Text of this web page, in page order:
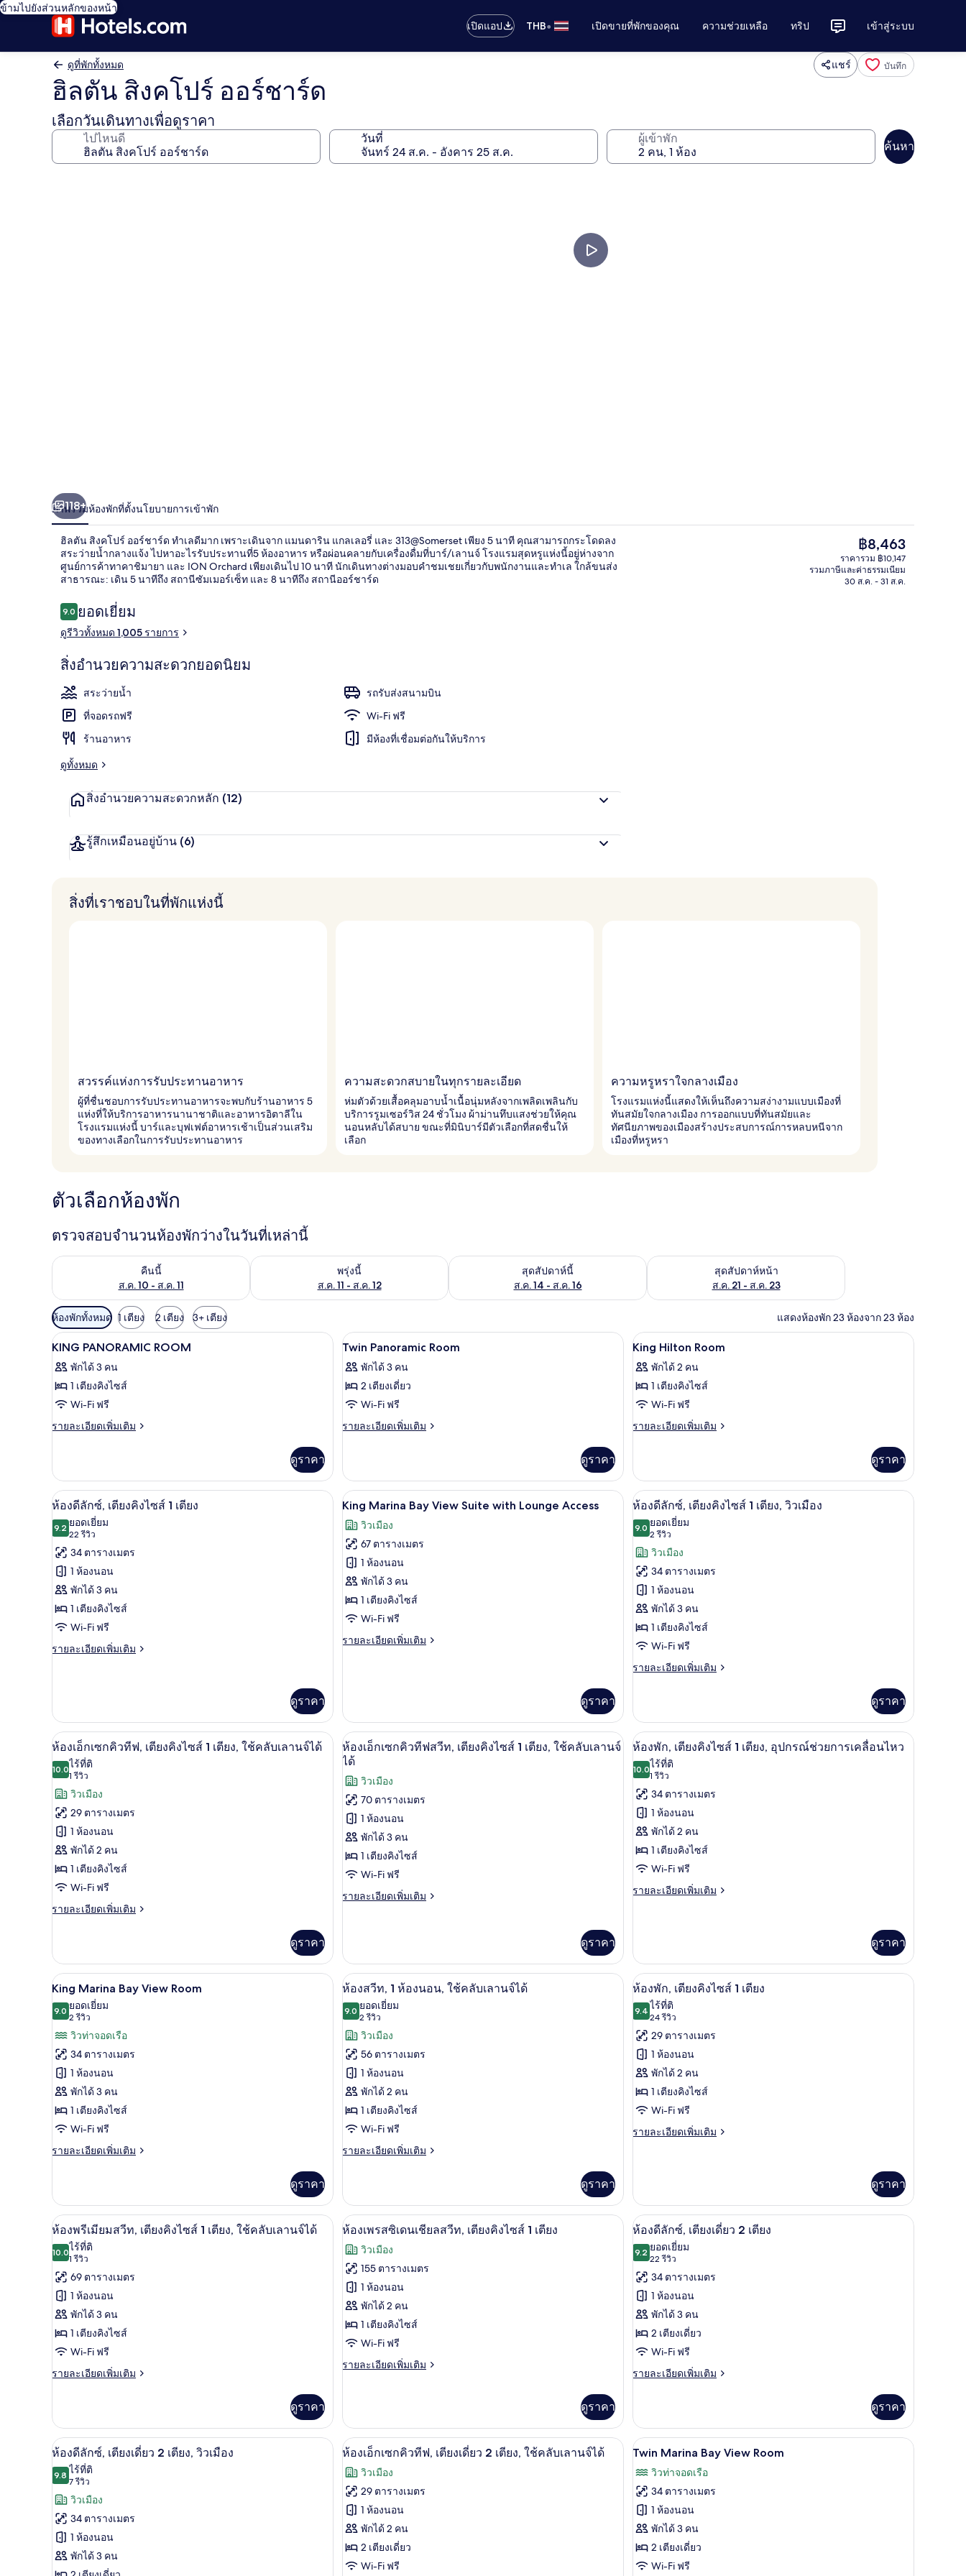
ข้ามไปยังส่วนหลักของหน้า
เปิดแอป
THB• เปิดขายที่พักของคุณ ความช่วยเหลือ ทริป เข้าสู่ระบบ
ดูที่พักทั้งหมด แชร์ บันทึก
ฮิลตัน สิงคโปร์ ออร์ชาร์ด
เลือกวันเดินทางเพื่อดูราคา
ไปไหนดี วันที่ ผู้เข้าพัก
ค้นหา
บริเวณภายนอก
118+
ภาพรวมห้องพักที่ตั้งนโยบายการเข้าพัก
ฮิลตัน สิงคโปร์ ออร์ชาร์ด ทำเลดีมาก เพราะเดินจาก แมนดาริน แกลเลอรี่ และ 313@Somerset เพียง 5 นาที คุณสามารถกระโดดลง
สระว่ายน้ำกลางแจ้ง ไปหาอะไรรับประทานที่5 ห้องอาหาร หรือผ่อนคลายกับเครื่องดื่มที่บาร์/เลานจ์ โรงแรมสุดหรูแห่งนี้อยู่ห่างจาก
ศูนย์การค้าทาคาชิมายา และ ION Orchard เพียงเดินไป 10 นาที นักเดินทางต่างมอบคำชมเชยเกี่ยวกับพนักงานและทำเล ใกล้ขนส่ง
สาธารณะ: เดิน 5 นาทีถึง สถานีซัมเมอร์เซ็ท และ 8 นาทีถึง สถานีออร์ชาร์ด
รีวิว
9.09.0 จาก 10
ยอดเยี่ยม
ดูรีวิวทั้งหมด 1,005 รายการ
สิ่งอำนวยความสะดวกยอดนิยม
สระว่ายน้ำ
รถรับส่งสนามบิน
ที่จอดรถฟรี
Wi-Fi ฟรี
ร้านอาหาร
มีห้องที่เชื่อมต่อกันให้บริการ
ดูทั้งหมด
สิ่งอำนวยความสะดวกหลัก (12)
รู้สึกเหมือนอยู่บ้าน (6)
ราคา
ปัจจุบัน
฿8,463
฿8,463
ราคารวม ฿10,147
รวมภาษีและค่าธรรมเนียม
30 ส.ค. - 31 ส.ค.
สิ่งที่เราชอบในที่พักแห่งนี้
สวรรค์แห่งการรับประทานอาหาร
ผู้ที่ชื่นชอบการรับประทานอาหารจะพบกับร้านอาหาร 5
แห่งที่ให้บริการอาหารนานาชาติและอาหารอิตาลีใน
โรงแรมแห่งนี้ บาร์และบุฟเฟต์อาหารเช้าเป็นส่วนเสริม
ของทางเลือกในการรับประทานอาหาร
ความสะดวกสบายในทุกรายละเอียด
ห่มตัวด้วยเสื้อคลุมอาบน้ำเนื้อนุ่มหลังจากเพลิดเพลินกับ
บริการรูมเซอร์วิส 24 ชั่วโมง ผ้าม่านทึบแสงช่วยให้คุณ
นอนหลับได้สบาย ขณะที่มินิบาร์มีตัวเลือกที่สดชื่นให้
เลือก
ความหรูหราใจกลางเมือง
โรงแรมแห่งนี้แสดงให้เห็นถึงความสง่างามแบบเมืองที่
ทันสมัยใจกลางเมือง การออกแบบที่ทันสมัยและ
ทัศนียภาพของเมืองสร้างประสบการณ์การหลบหนีจาก
เมืองที่หรูหรา
ตัวเลือกห้องพัก
ตรวจสอบจำนวนห้องพักว่างในวันที่เหล่านี้
คืนนี้
ส.ค. 10 - ส.ค. 11
ตรวจสอบจำนวนห้องพักว่างในคืนนี้ ส.ค. 10 - ส.ค. 11
พรุ่งนี้
ส.ค. 11 - ส.ค. 12
ตรวจสอบจำนวนห้องพักว่างในพรุ่งนี้ ส.ค. 11 - ส.ค. 12
สุดสัปดาห์นี้
ส.ค. 14 - ส.ค. 16
ตรวจสอบจำนวนห้องพักว่างในสุดสัปดาห์นี้ ส.ค. 14 - ส.ค. 16สุดสัปดาห์หน้า
ส.ค. 21 - ส.ค. 23
ตรวจสอบจำนวนห้องพักว่างในสุดสัปดาห์หน้า ส.ค. 21 - ส.ค. 23
ตัว
กรอง
ที่
มี
ให้
สำหรับ
ห้อง
ห้องพักทั้งหมด 1 เตียง 2 เตียง 3+ เตียง แสดงห้องพัก 23 ห้องจาก 23 ห้อง
เปิด
ภาพถ่าย
ทั้งหมด
ของ
KING
12
KING PANORAMIC ROOM
พักได้ 3 คน
1 เตียงคิงไซส์
Wi-Fi ฟรี
รายละเอียดเพิ่มเติม
ราย
เกี่ยว
กับ
KING
PANORAMIC
ROOM
ดูราคา
เปิด
ภาพถ่าย
ทั้งหมด
ของ
Twin
มินิบาร์, ตู้นิรภัยในห้องพัก, โต๊ะทำงาน, พื้นที่ทำงานแบบใช้แล็ปท็อป
6
Twin Panoramic Room
พักได้ 3 คน
2 เตียงเดี่ยว
Wi-Fi ฟรี
รายละเอียดเพิ่มเติม
ราย
เกี่ยว
กับ
Twin
Panoramic
Room
ดูราคา
เปิด
ภาพถ่าย
ทั้งหมด
ของ
King
มินิบาร์, ตู้นิรภัยในห้องพัก, โต๊ะทำงาน, พื้นที่ท
6
King Hilton Room
พักได้ 2 คน
1 เตียงคิงไซส์
Wi-Fi ฟรี
รายละเอียดเพิ่มเติม
ราย
เกี่ยว
กับ
King
Room
ดูราคา
เปิด
ภาพถ่าย
ทั้งหมด
ของ
ห้อง
ดี
ลัก
ซ์,
เตียง
ห้องดีลักซ์, เตียงคิงไซส์ 1 เตียง | มินิบาร์, ตู้นิรภัยในห้องพัก, โต๊ะทำงาน, พื้นที่ทำงานแบบใช้แล็ปท็อป
6
ห้องดีลักซ์, เตียงคิงไซส์ 1 เตียง
9.29.2 จาก 10
ยอดเยี่ยม
22 รีวิว
(22
รีวิว)
34 ตารางเมตร
1 ห้องนอน
พักได้ 3 คน
1 เตียงคิงไซส์
Wi-Fi ฟรี
รายละเอียดเพิ่มเติม
ราย
กับ
ห้อง
ดี
ลัก
ซ์,
เตียง
คิง
ไซส์
เตียง
ดูราคา
เปิด
ภาพถ่าย
ทั้งหมด
ของ
King
Marina
Bay
Suite
King Marina Bay View Suite with Lounge Access | บริเวณนั่งเล่น
6
King Marina Bay View Suite with Lounge Access
วิวเมือง
67 ตารางเมตร
1 ห้องนอน
พักได้ 3 คน
1 เตียงคิงไซส์
Wi-Fi ฟรี
รายละเอียดเพิ่มเติม
ราย
King
Marina
Bay
View
Suite
with
Lounge
Access
ดูราคา
เปิด
ภาพถ่าย
ทั้งหมด
ของ
ห้อง
ดี
ลัก
ซ์,
เตียง
เตียง,
วิว
เมือง
มินิบาร์, ตู้นิรภัยในห้องพัก, โต๊ะทำงาน, พื้นที่ท
6
ห้องดีลักซ์, เตียงคิงไซส์ 1 เตียง, วิวเมือง
9.09.0 จาก 10
ยอดเยี่ยม
2 รีวิว
(2
รีวิว)
วิวเมือง
34 ตารางเมตร
1 ห้องนอน
พักได้ 3 คน
1 เตียงคิงไซส์
Wi-Fi ฟรี
รายละเอียดเพิ่มเติม
ราย
เกี่ยว
กับ
ห้อง
ลัก
เตียง
คิง
ไซส์
เตียง,
เมือง
ดูราคา
เปิด
ภาพถ่าย
ทั้งหมด
ของ
ห้อง
เอ็ก
เซก
คิว
ทีฟ,
ไซส์
1
เตียง,
ใช้
คลับ
เลา
นจ์
ได้
ห้องเอ็กเซกคิวทีฟ, เตียงคิงไซส์ 1 เตียง, ใช้คลับเลานจ์ได้ | มินิบาร์, ตู้นิรภัยในห้องพัก, โต๊ะทำงาน, พื้นที่ทำงานแบบใช้แล็ปท็อป
7
ห้องเอ็กเซกคิวทีฟ, เตียงคิงไซส์ 1 เตียง, ใช้คลับเลานจ์ได้
10.010.0 จาก 10
ไร้ที่ติ
1 รีวิว
(1
รีวิว)
วิวเมือง
29 ตารางเมตร
1 ห้องนอน
พักได้ 2 คน
1 เตียงคิงไซส์
Wi-Fi ฟรี
รายละเอียดเพิ่มเติม
ราย
เกี่ยว
กับ
ห้อง
เซก
ทีฟ,
เตียง
คิง
ไซส์
ใช้
คลับ
นจ์
ดูราคา
เปิด
ภาพถ่าย
ทั้งหมด
ของ
ห้อง
เอ็ก
เซก
คิง
ไซส์
1
เตียง,
ใช้
คลับ
เลา
นจ์
ได้
บริเวณนั่งเล่น
8
ห้องเอ็กเซกคิวทีฟสวีท, เตียงคิงไซส์ 1 เตียง, ใช้คลับเลานจ์
ได้
วิวเมือง
70 ตารางเมตร
1 ห้องนอน
พักได้ 3 คน
1 เตียงคิงไซส์
Wi-Fi ฟรี
รายละเอียดเพิ่มเติม
ราย
กับ
ห้อง
เอ็ก
คิว
สวี
ท,
เตียง
คิง
ไซส์
เตียง,
ใช้
เลา
ดูราคา
เปิด
ภาพถ่าย
ทั้งหมด
ของ
ห้อง
พัก,
เตียง
คิง
อุปกรณ์
ช่วย
การ
เคลื่อนไหว
บริเวณนั่งเล่น
5
ห้องพัก, เตียงคิงไซส์ 1 เตียง, อุปกรณ์ช่วยการเคลื่อนไหว
10.010.0 จาก 10
ไร้ที่ติ
1 รีวิว
(1
รีวิว)
34 ตารางเมตร
1 ห้องนอน
พักได้ 2 คน
1 เตียงคิงไซส์
Wi-Fi ฟรี
รายละเอียดเพิ่มเติม
ราย
กับ
ห้อง
พัก,
เตียง
คิง
ไซส์
เตียง,
อุปกรณ์
ช่วย
เคลื่อนไหว
ดูราคา
เปิด
ภาพถ่าย
ทั้งหมด
ของ
King
Marina
Bay
View
Room
มินิบาร์, ตู้นิรภัยในห้องพัก, โต๊ะทำงาน, พื้นที่ทำงานแบบใช้แล็ปท็อป
7
King Marina Bay View Room
9.09.0 จาก 10
ยอดเยี่ยม
2 รีวิว
(2
รีวิว)
วิวท่าจอดเรือ
34 ตารางเมตร
1 ห้องนอน
พักได้ 3 คน
1 เตียงคิงไซส์
Wi-Fi ฟรี
รายละเอียดเพิ่มเติม
ราย
เกี่ยว
กับ
King
Marina
Bay
View
Room
ดูราคา
เปิด
ภาพถ่าย
ทั้งหมด
ของ
ห้อง
สวีท,
1
ห้อง
นอน,
เลา
นจ์
ได้
ห้องสวีท, 1 ห้องนอน, ใช้คลับเลานจ์ได้ | บริเวณนั่งเล่น
11
ห้องสวีท, 1 ห้องนอน, ใช้คลับเลานจ์ได้
9.09.0 จาก 10
ยอดเยี่ยม
2 รีวิว
(2
รีวิว)
วิวเมือง
56 ตารางเมตร
1 ห้องนอน
พักได้ 2 คน
1 เตียงคิงไซส์
Wi-Fi ฟรี
รายละเอียดเพิ่มเติม
ราย
เกี่ยว
กับ
ห้อง
ท,
ห้อง
นอน,
ใช้
คลับ
เลา
นจ์
ดูราคา
เปิด
ภาพถ่าย
ทั้งหมด
ของ
ห้อง
พัก,
เตียง
คิง
มินิบาร์, ตู้นิรภัยในห้องพัก, โต๊ะทำงาน, พื้นที่ท
6
ห้องพัก, เตียงคิงไซส์ 1 เตียง
9.49.4 จาก 10
ไร้ที่ติ
24 รีวิว
(24
รีวิว)
29 ตารางเมตร
1 ห้องนอน
พักได้ 2 คน
1 เตียงคิงไซส์
Wi-Fi ฟรี
รายละเอียดเพิ่มเติม
ราย
กับ
ห้อง
พัก,
เตียง
คิง
ไซส์
เตียง
ดูราคา
เปิด
ภาพถ่าย
ทั้งหมด
ของ
ห้อง
พรีเมียม
สวีท,
เตียง
เตียง,
ใช้
คลับ
เลา
นจ์
ได้
ห้องพรีเมียมสวีท, เตียงคิงไซส์ 1 เตียง, ใช้คลับเลานจ์ได้ | มินิบาร์, ตู้นิรภัยในห้องพัก, โต๊ะทำงาน, พื้นที่ทำงานแบบใช้แล็ปท็อป
8
ห้องพรีเมียมสวีท, เตียงคิงไซส์ 1 เตียง, ใช้คลับเลานจ์ได้
10.010.0 จาก 10
ไร้ที่ติ
1 รีวิว
(1
รีวิว)
69 ตารางเมตร
1 ห้องนอน
พักได้ 3 คน
1 เตียงคิงไซส์
Wi-Fi ฟรี
รายละเอียดเพิ่มเติม
ราย
เกี่ยว
กับ
ห้อง
พรีเมียม
สวี
เตียง
คิง
ไซส์
เตียง,
ดูราคา
เปิด
ภาพถ่าย
ทั้งหมด
ของ
ห้อง
เพรส
ซิ
เดน
สวีท,
เตียง
คิง
ไซส์
เตียง
ห้องเพรสซิเดนเชียลสวีท, เตียงคิงไซส์ 1 เตียง | บริเวณนั่งเล่น
13
ห้องเพรสซิเดนเชียลสวีท, เตียงคิงไซส์ 1 เตียง
วิวเมือง
155 ตารางเมตร
1 ห้องนอน
พักได้ 2 คน
1 เตียงคิงไซส์
Wi-Fi ฟรี
รายละเอียดเพิ่มเติม
ราย
กับ
ห้อง
เพรส
ซิ
เดน
เชีย
ล
สวี
ท,
เตียง
ไซส์
ดูราคา
เปิด
ภาพถ่าย
ทั้งหมด
ของ
ห้อง
ดี
ลัก
ซ์,
2
เตียง
มินิบาร์, ตู้นิรภัยในห้องพัก, โต๊ะทำงาน, พื้นที่ท
5
ห้องดีลักซ์, เตียงเดี่ยว 2 เตียง
9.29.2 จาก 10
ยอดเยี่ยม
22 รีวิว
(22
รีวิว)
34 ตารางเมตร
1 ห้องนอน
พักได้ 3 คน
2 เตียงเดี่ยว
Wi-Fi ฟรี
รายละเอียดเพิ่มเติม
ราย
เกี่ยว
กับ
ห้อง
ลัก
ซ์,
เตียง
เดี่ยว
2
เตียง
ดูราคา
เปิด
ภาพถ่าย
ทั้งหมด
ของ
ห้อง
ดี
ลัก
มินิบาร์, ตู้นิรภัยในห้องพัก, โต๊ะทำงาน, พื้นที่ทำงานแบบใช้แล็ปท็อป
7
ห้องดีลักซ์, เตียงเดี่ยว 2 เตียง, วิวเมือง
9.89.8 จาก 10
ไร้ที่ติ
7 รีวิว
(7
รีวิว)
วิวเมือง
34 ตารางเมตร
1 ห้องนอน
พักได้ 3 คน
เปิด
ภาพถ่าย
ทั้งหมด
ของ
ห้อง
เอ็ก
เซก
มินิบาร์, ตู้นิรภัยในห้องพัก, โต๊ะทำงาน, พื้นที่ทำงานแบบใช้แล็ปท็อป
6
ห้องเอ็กเซกคิวทีฟ, เตียงเดี่ยว 2 เตียง, ใช้คลับเลานจ์ได้
วิวเมือง
29 ตารางเมตร
1 ห้องนอน
พักได้ 2 คน
2 เตียงเดี่ยว
Wi-Fi ฟรี
เปิด
ภาพถ่าย
ทั้งหมด
ของ
Twin
Marina
Bay
มินิบาร์, ตู้นิรภัยในห้องพัก, โต๊ะทำงาน, พื้นที่ท
10
Twin Marina Bay View Room
วิวท่าจอดเรือ
34 ตารางเมตร
1 ห้องนอน
พักได้ 3 คน
2 เตียงเดี่ยว
Wi-Fi ฟรี